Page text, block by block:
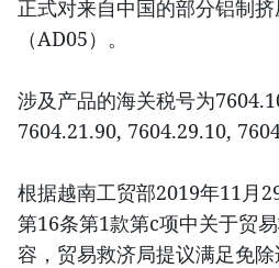
正式对来自中国的部分铝制
（AD05）。
涉及产品的海关税号为
7604.21.90, 7604.29.10,
根据越南工贸部2019年11月
第16条第1款第c项中关于贸
容，贸易救济局提议满足免